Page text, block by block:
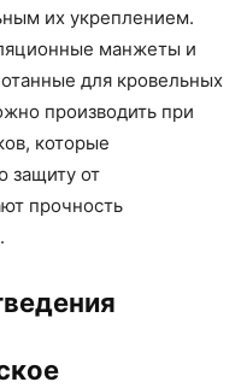
их укреплением.
манжеты и
для кровельных
производить при
которые
защиту от
прочность